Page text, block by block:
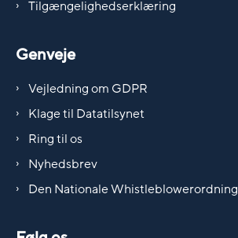
Tilgængelighedserklæring
Genveje
Vejledning om GDPR
Klage til Datatilsynet
Ring til os
Nyhedsbrev
Den Nationale Whistleblowerordning